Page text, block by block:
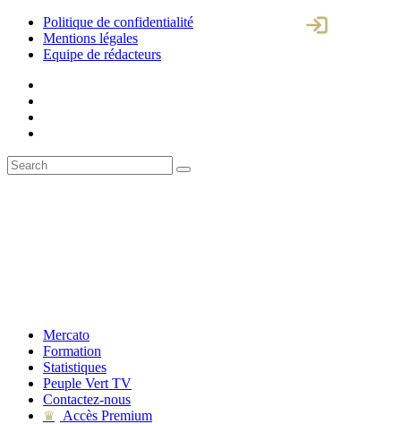
Politique de confidentialité
Mentions légales
Equipe de rédacteurs
Mercato
Formation
Statistiques
Peuple Vert TV
Contactez-nous
♛
Accès Premium